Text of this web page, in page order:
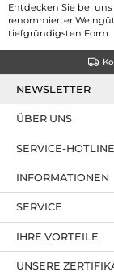
Entdecken Sie bei
renommierter
tiefgründigsten Form.
NEWSLETTER
SERVICE-HOTLINE
IHRE VORTEILE
ÜBER UNS
UNSERE
INFORMATIONEN
SERVICE